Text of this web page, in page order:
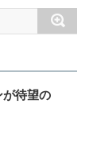
が待望の